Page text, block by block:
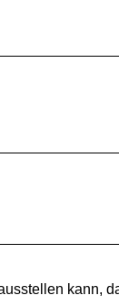
kann,